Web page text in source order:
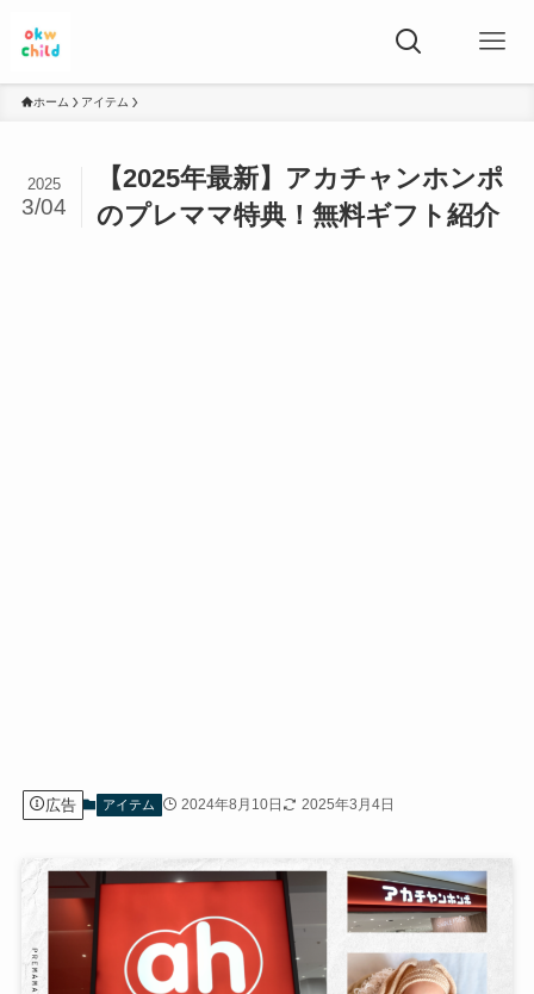
ホーム アイテム
【2025年最新】アカチャンホンポ
のプレママ特典！無料ギフト紹介
2025
3/04
広告 アイテム 2024年8月10日 2025年3月4日